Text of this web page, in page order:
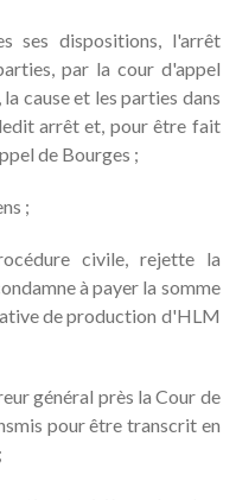
ses dispositions, l'arrêt
par la cour d'appel
cause et les parties dans
arrêt et, pour être fait
de Bourges ;
;
civile, rejette la
à payer la somme
de production d'HLM
général près la Cour de
pour être transcrit en